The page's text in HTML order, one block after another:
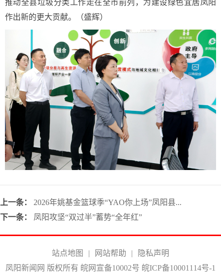
推动全县垃圾分类工作走在全市前列，为建设绿色宜居凤阳
作出新的更大贡献。（盛辉）
上一条：
2026年姚基金篮球季“YAO你上场”凤阳县...
下一条：
凤阳攻坚“双过半”蓄势“全年红”
站点地图 | 网站帮助 |
隐私声明
凤阳新闻网 版权所有 皖网宣备10002号 皖ICP备10001114号-1